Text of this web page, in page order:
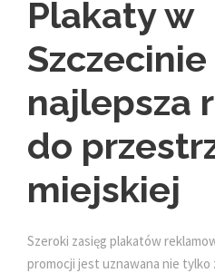
Plakaty w
Szczecinie
najlepsza
do
miejskiej
Szeroki zasięg plakatów
promocji jest uznawana nie